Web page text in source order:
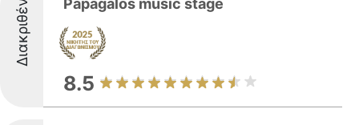
Διακριθέντες Papagalos music stage
8.5